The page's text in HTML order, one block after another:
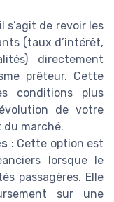
s’agit de revoir les
(taux d’intérêt,
directement
prêteur. Cette
conditions plus
de votre
marché.
: Cette option est
lorsque le
passagères. Elle
sur une